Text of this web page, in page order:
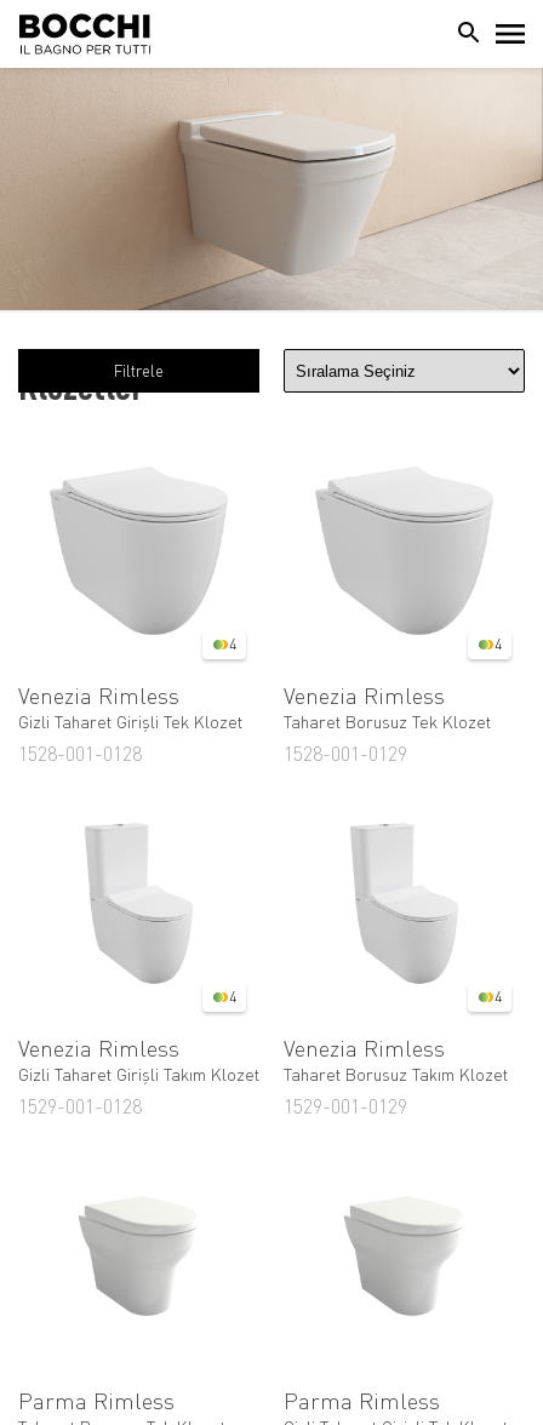
Klozetler
Filtrele
4
Venezia Rimless
Gizli Taharet Girişli Tek Klozet
1528-001-0128
4
Venezia Rimless
Taharet Borusuz Tek Klozet
1528-001-0129
4
Venezia Rimless
Gizli Taharet Girişli Takım Klozet
1529-001-0128
4
Venezia Rimless
Taharet Borusuz Takım Klozet
1529-001-0129
Parma Rimless Parma Rimless